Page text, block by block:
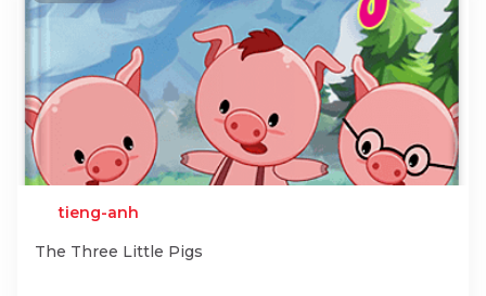
tieng-anh
The Three Little Pigs